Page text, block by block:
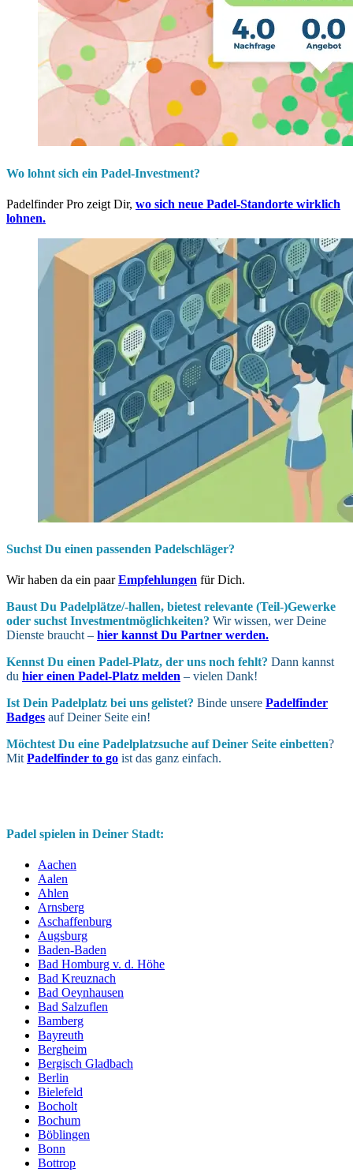
Wo lohnt sich ein Padel-Investment?
Padelfinder Pro zeigt Dir, wo sich neue Padel-Standorte wirklich
lohnen.
Suchst Du einen passenden Padelschläger?
Wir haben da ein paarEmpfehlungen für Dich.
Baust Du Padel­plätze/-hallen, bietest relevante (Teil-)Gewerke
oder suchst In­vest­ment­möglich­keiten? Wir wissen, wer Deine
Dienste braucht – hier kannst Du Partner werden.
Kennst Du einen Padel-Platz, der uns noch fehlt? Dann kannst
du hier einen Padel-Platz melden – vielen Dank!
Ist Dein Padel­platz bei uns gelistet? Binde unsere Padelfinder
Badges auf Deiner Seite ein!
Möchtest Du eine Padel­platz­suche auf Deiner Seite ein­betten?
MitPadelfinder to go ist das ganz einfach.
Padel spielen in Deiner Stadt:
Aachen
Aalen
Ahlen
Arnsberg
Aschaffenburg
Augsburg
Baden-Baden
Bad Homburg v. d. Höhe
Bad Kreuznach
Bad Oeynhausen
Bad Salzuflen
Bamberg
Bayreuth
Bergheim
Bergisch Gladbach
Berlin
Bielefeld
Bocholt
Bochum
Böblingen
Bonn
Bottrop